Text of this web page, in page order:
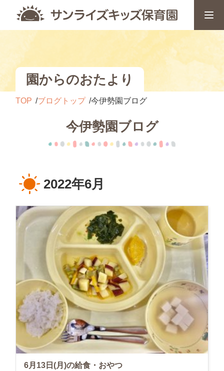
園からのおたより
TOP ブログトップ 今伊勢園ブログ
今伊勢園ブログ
2022年6月
6月13日(月)の給食・おやつ